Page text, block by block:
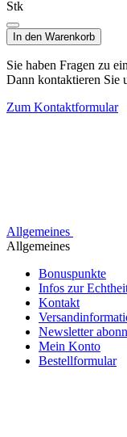
Stk
In den Warenkorb
Sie haben Fragen zu
Dann kontaktieren Sie
Zum Kontaktformular
Allgemeines
Allgemeines
Bonuspunkte
Infos zur
Kontakt
Newsletter
Mein Konto
Bestellformular